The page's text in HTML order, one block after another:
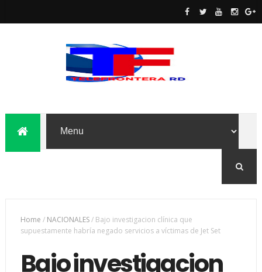
Home / NACIONALES/ Bajo investigacion clínica que
supuestamente habría negado servicios a víctimas de Jet Set
Bajo investigacion